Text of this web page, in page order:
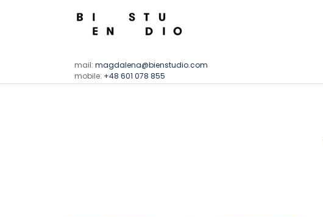
BIEN STUDIO
mail: magdalena@bienstudio.com
mobile: +48 601 078 855